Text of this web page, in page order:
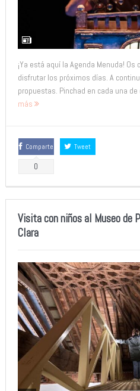
¡Ya está aquí la Agenda Menuda!
disfrutar los próximos días. A
propuestas. Pinchad en cada una
más
Comparte
0
Tweet
Visita con niños al Museo de
Clara